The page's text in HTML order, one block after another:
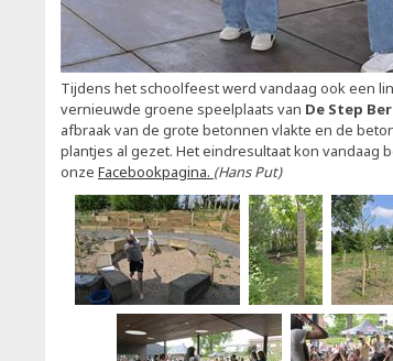
Tijdens het schoolfeest werd vandaag ook een
vernieuwde groene speelplaats van De Step
afbraak van de grote betonnen vlakte en de
plantjes al gezet. Het eindresultaat kon vandaag
onze Facebookpagina. (Hans Put)